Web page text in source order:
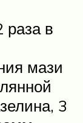
раза в
мази
3